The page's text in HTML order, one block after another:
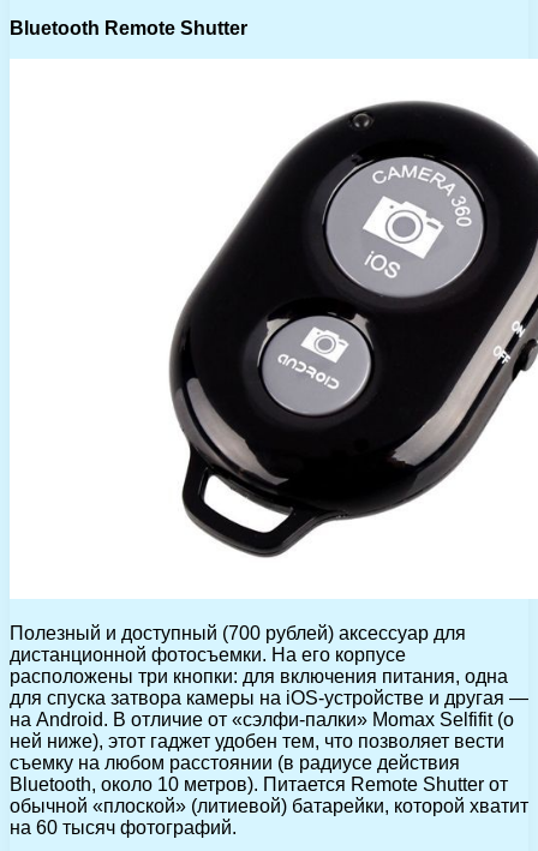
Bluetooth Remote Shutter
Полезный и доступный (700 рублей) аксессуар для
дистанционной фотосъемки. На его корпусе
расположены три кнопки: для включения питания, одна
для спуска затвора камеры на iOS-устройстве и другая —
на Android. В отличие от «сэлфи-палки» Momax Selfifit (о
ней ниже), этот гаджет удобен тем, что позволяет вести
съемку на любом расстоянии (в радиусе действия
Bluetooth, около 10 метров). Питается Remote Shutter от
обычной «плоской» (литиевой) батарейки, которой хватит
на 60 тысяч фотографий.